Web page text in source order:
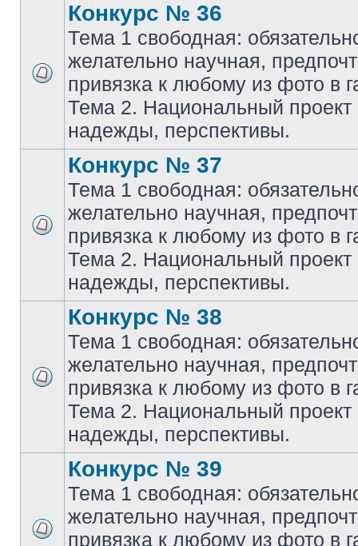
Конкурс № 36
Тема 1 свободная:
желательно научная,
привязка к любому из фото в
Тема 2. Национальный
надежды, перспективы.
Конкурс № 37
Тема 1 свободная:
желательно научная,
привязка к любому из фото в
Тема 2. Национальный
надежды, перспективы.
Конкурс № 38
Тема 1 свободная:
желательно научная,
привязка к любому из фото в
Тема 2. Национальный
надежды, перспективы.
Конкурс № 39
Тема 1 свободная:
желательно научная,
привязка к любому из фото в